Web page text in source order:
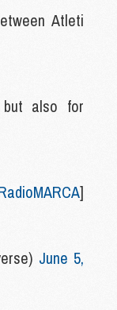
Atleti
also for
]
June 5,